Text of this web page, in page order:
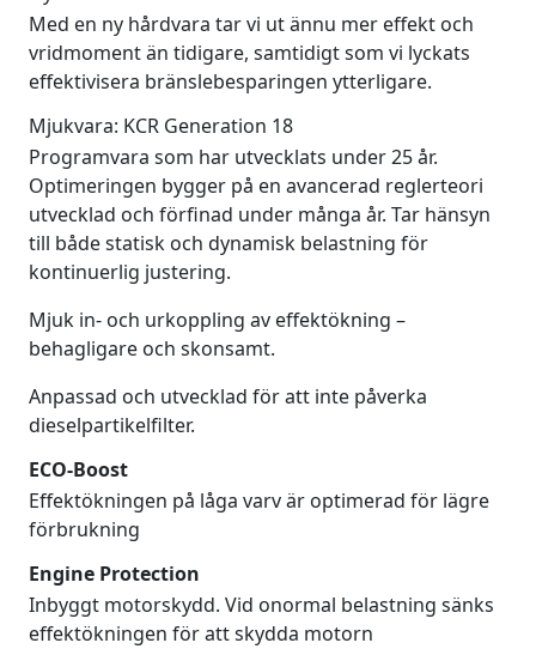
Med en ny hårdvara tar vi ut ännu mer effekt och
vridmoment än tidigare, samtidigt som vi lyckats
effektivisera bränslebesparingen ytterligare.
Mjukvara: KCR Generation 18
Programvara som har utvecklats under 25 år.
Optimeringen bygger på en avancerad reglerteori
utvecklad och förfinad under många år. Tar hänsyn
till både statisk och dynamisk belastning för
kontinuerlig justering.
Mjuk in- och urkoppling av effektökning –
behagligare och skonsamt.
Anpassad och utvecklad för att inte påverka
dieselpartikelfilter.
ECO-Boost
Effektökningen på låga varv är optimerad för lägre
förbrukning
Engine Protection
Inbyggt motorskydd. Vid onormal belastning sänks
effektökningen för att skydda motorn